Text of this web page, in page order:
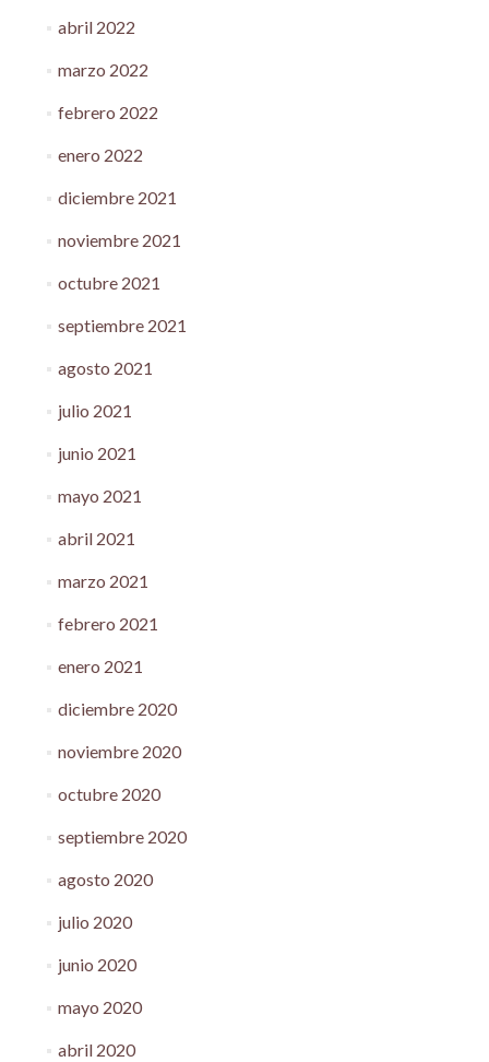
abril 2022
marzo 2022
febrero 2022
enero 2022
diciembre 2021
noviembre 2021
octubre 2021
septiembre 2021
agosto 2021
julio 2021
junio 2021
mayo 2021
abril 2021
marzo 2021
febrero 2021
enero 2021
diciembre 2020
noviembre 2020
octubre 2020
septiembre 2020
agosto 2020
julio 2020
junio 2020
mayo 2020
abril 2020